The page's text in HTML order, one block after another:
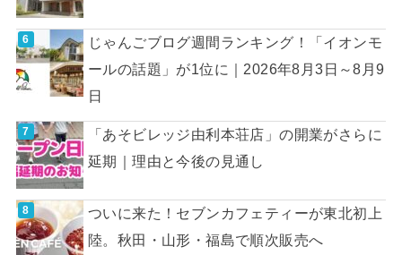
じゃんごブログ週間ランキング！「イオンモ
ールの話題」が1位に｜2026年8月3日～8月9
日
「あそビレッジ由利本荘店」の開業がさらに
延期｜理由と今後の見通し
ついに来た！セブンカフェティーが東北初上
陸。秋田・山形・福島で順次販売へ